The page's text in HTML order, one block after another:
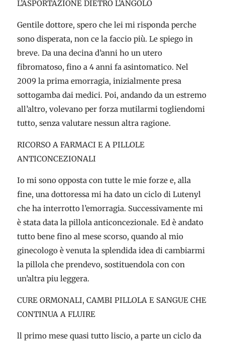
L’ASPORTAZIONE DIETRO L’ANGOLO
Gentile dottore, spero che lei mi risponda perche
sono disperata, non ce la faccio più. Le spiego in
breve. Da una decina d’anni ho un utero
fibromatoso, fino a 4 anni fa asintomatico. Nel
2009 la prima emorragia, inizialmente presa
sottogamba dai medici. Poi, andando da un estremo
all’altro, volevano per forza mutilarmi togliendomi
tutto, senza valutare nessun altra ragione.
RICORSO A FARMACI E A PILLOLE
ANTICONCEZIONALI
Io mi sono opposta con tutte le mie forze e, alla
fine, una dottoressa mi ha dato un ciclo di Lutenyl
che ha interrotto l’emorragia. Successivamente mi
è stata data la pillola anticoncezionale. Ed è andato
tutto bene fino al mese scorso, quando al mio
ginecologo è venuta la splendida idea di cambiarmi
la pillola che prendevo, sostituendola con con
un’altra piu leggera.
CURE ORMONALI, CAMBI PILLOLA E SANGUE CHE
CONTINUA A FLUIRE
ll primo mese quasi tutto liscio, a parte un ciclo da